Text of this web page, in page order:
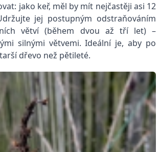
jako keř, měl by mít nejčastěji asi 12
jej postupným odstraňováním
větví (během dvou až tří let) –
silnými větvemi. Ideální je, aby po
dřevo než ­pětileté.